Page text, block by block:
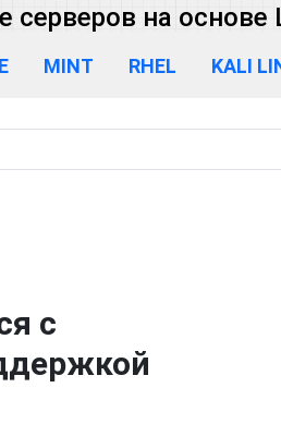
на основе
MINT RHEL KALI
с